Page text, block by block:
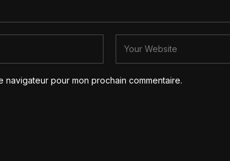
navigateur pour mon prochain commentaire.